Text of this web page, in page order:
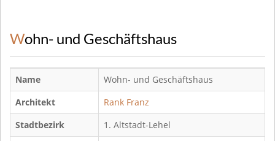
Wohn- und Geschäftshaus
Name
Wohn- und Geschäftshaus
Architekt
Rank Franz
Stadtbezirk
1. Altstadt-Lehel